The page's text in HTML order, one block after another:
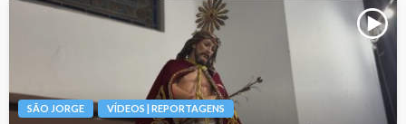
SÃO JORGE VÍDEOS | REPORTAGENS